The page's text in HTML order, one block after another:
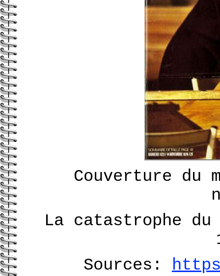
Couverture du
La catastrophe du
Sources: